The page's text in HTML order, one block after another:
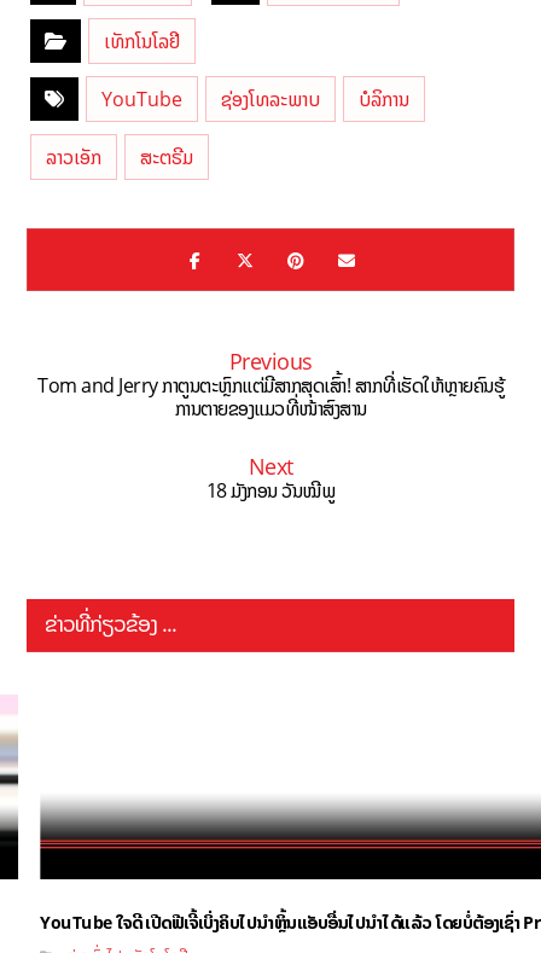
ເທັກໂນໂລຢີ
YouTube ຊ່ອງໂທລະພາບ ບໍລິການ
ລາວເອັກ ສະຕຣີມ
Previous
Tom and Jerry ກາຕູນຕະຫຼົກແຕ່ມີສາກສຸດເສົ້າ! ສາກທີ່ເຮັດໃຫ້ຫຼາຍຄົນຮູ້
ການຕາຍຂອງແມວທີ່ໜ້າສົງສານ
Next
18 ມັງກອນ ວັນໝີພູ
ຂ່າວທີ່ກ່ຽວຂ້ອງ ...
YouTube ໃຈດີ ເປີດຟີເຈີ້ເບິ່ງຄິບໄປນຳຫຼິ້ນແອັບອື່ນໄປນຳໄດ້ແລ້ວ ໂດຍບໍ່ຕ້ອງເຊົ່າ